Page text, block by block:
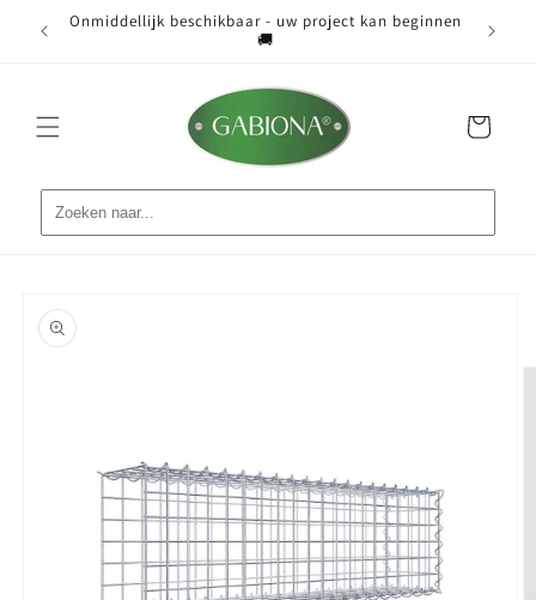
naar deOnmiddellijk beschikbaar - uw project kan beginnen
🚚
Winkelwagen